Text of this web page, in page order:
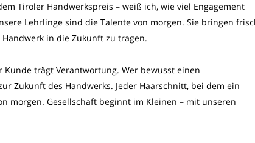
Tiroler Handwerkspreis – weiß ich, wie viel Engagement
Lehrlinge sind die Talente von morgen. Sie bringen
in die Zukunft zu tragen.
trägt Verantwortung. Wer bewusst einen
Zukunft des Handwerks. Jeder Haarschnitt, bei dem ein
morgen. Gesellschaft beginnt im Kleinen – mit unseren